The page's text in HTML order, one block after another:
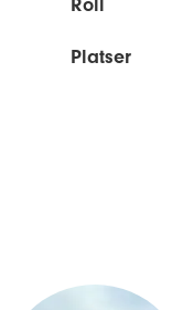
Roll
Platser